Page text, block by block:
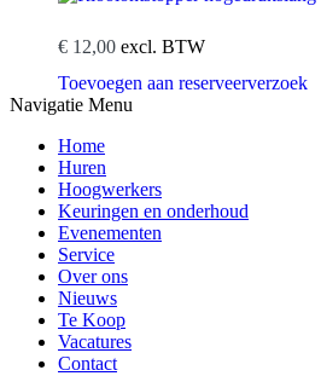
€ 12,00 excl. BTW
Toevoegen aan reserveerverzoek
Navigatie Menu
Home
Huren
Hoogwerkers
Keuringen en onderhoud
Evenementen
Service
Over ons
Nieuws
Te Koop
Vacatures
Contact